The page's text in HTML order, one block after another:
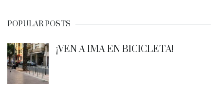
POPULAR POSTS
¡VEN A IMA EN BICICLETA!